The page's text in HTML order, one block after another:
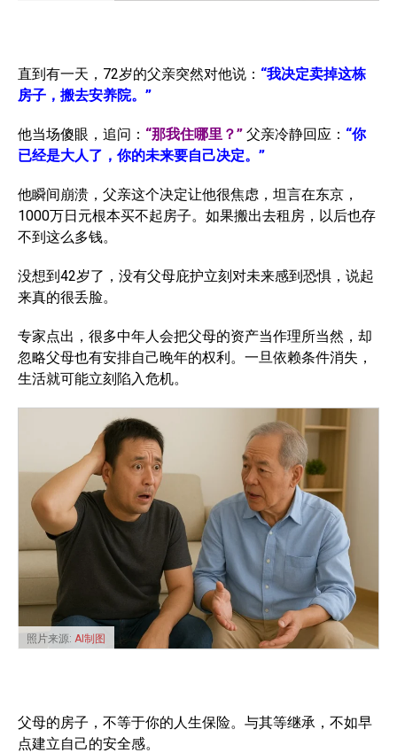
直到有一天，72岁的父亲突然对他说： “我决定卖掉这栋
房子，搬去安养院。”
他当场傻眼，追问： “那我住哪里？” 父亲冷静回应： “你
已经是大人了，你的未来要自己决定。”
他瞬间崩溃，父亲这个决定让他很焦虑，坦言在东京，
1000万日元根本买不起房子。如果搬出去租房，以后也存
不到这么多钱。
没想到42岁了，没有父母庇护立刻对未来感到恐惧，说起
来真的很丢脸。
专家点出，很多中年人会把父母的资产当作理所当然，却
忽略父母也有安排自己晚年的权利。一旦依赖条件消失，
生活就可能立刻陷入危机。
照片来源: AI制图
父母的房子，不等于你的人生保险。与其等继承，不如早
点建立自己的安全感。